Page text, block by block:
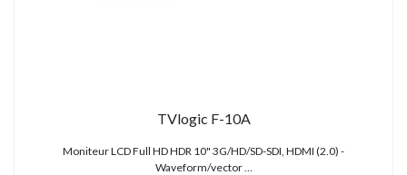
TVlogic F-10A
Moniteur LCD Full HD HDR 10" 3G/HD/SD-SDI, HDMI (2.0) -
Waveform/vector …